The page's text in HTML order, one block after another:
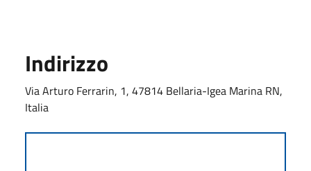
Indirizzo
Via Arturo Ferrarin, 1, 47814 Bellaria-Igea Marina RN,
Italia